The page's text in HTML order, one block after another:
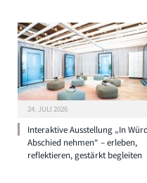
24. JULI 2026
Interaktive Ausstellung „In
Abschied nehmen“ – erleben,
reflektieren, gestärkt begleiten